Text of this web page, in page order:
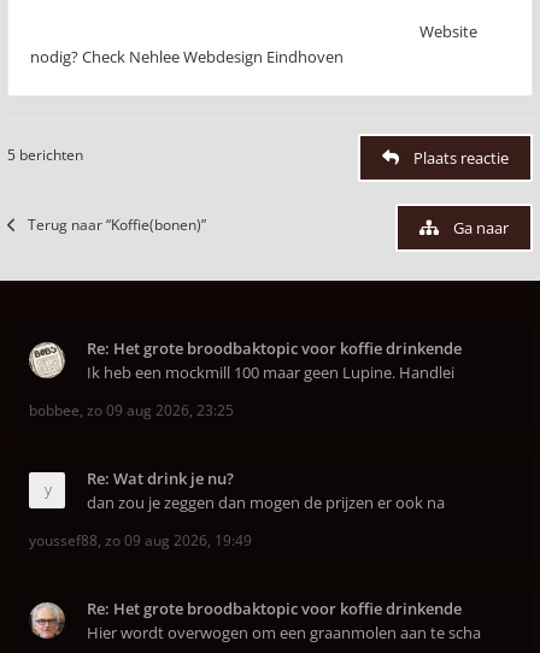
Website
nodig? Check Nehlee Webdesign Eindhoven
5 berichten Plaats reactie
Terug naar “Koffie(bonen)” Ga naar
Re: Het grote broodbaktopic voor koffie drinkende
Ik heb een mockmill 100 maar geen Lupine. Handlei
bobbee, zo 09 aug 2026, 23:25
Re: Wat drink je nu?
dan zou je zeggen dan mogen de prijzen er ook na
youssef88, zo 09 aug 2026, 19:49
Re: Het grote broodbaktopic voor koffie drinkende
Hier wordt overwogen om een graanmolen aan te scha